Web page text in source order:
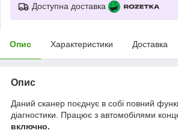
Доступна доставка
Опис Характеристики Доставка
Опис
Даний сканер поєднує в собі повний
діагностики. Працює з автомобілями
включно.